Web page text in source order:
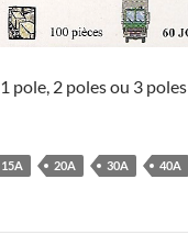
1 pole, 2 poles ou 3 poles
15A 20A 30A 40A